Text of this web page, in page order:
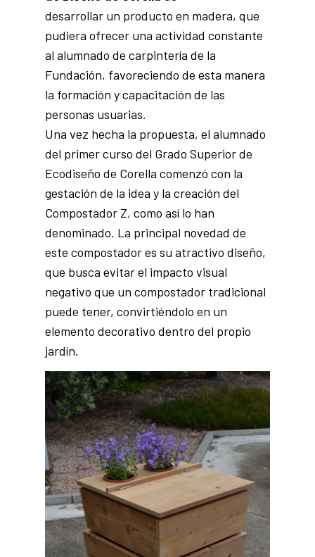
desarrollar un producto en madera, que
pudiera ofrecer una actividad constante
al alumnado de carpintería de la
Fundación, favoreciendo de esta manera
la formación y capacitación de las
personas usuarias.
Una vez hecha la propuesta, el alumnado
del primer curso del Grado Superior de
Ecodiseño de Corella comenzó con la
gestación de la idea y la creación del
Compostador Z, como así lo han
denominado. La principal novedad de
este compostador es su atractivo diseño,
que busca evitar el impacto visual
negativo que un compostador tradicional
puede tener, convirtiéndolo en un
elemento decorativo dentro del propio
jardín.